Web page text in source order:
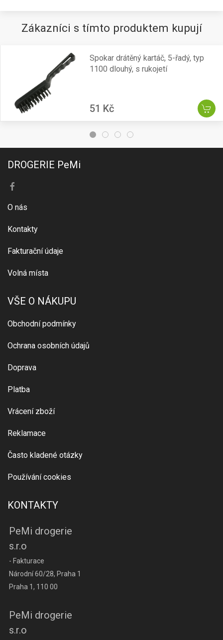
Zákazníci s tímto produktem kupují
Spokar drátěný kartáč, 5-řadý, typ
1100 dlouhý, s rukojetí
51 Kč
DROGERIE PeMi
O nás
Kontakty
Fakturační údaje
Volná místa
VŠE O NÁKUPU
Obchodní podmínky
Ochrana osobních údajů
Doprava
Platba
Vrácení zboží
Reklamace
Často kladené otázky
Používání cookies
KONTAKTY
PeMi drogerie
s.r.o
- Fakturace
Národní 60/28, Praha 1
Praha 1, 110 00
PeMi drogerie
s.r.o